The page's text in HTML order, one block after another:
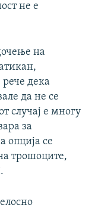
не е
на
дека
да не се
случај е многу
за
опција се
трошоците,